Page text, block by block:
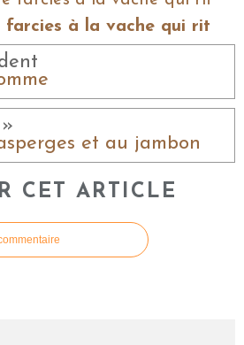
farcies à la vache qui rit
et au jambon
CET ARTICLE